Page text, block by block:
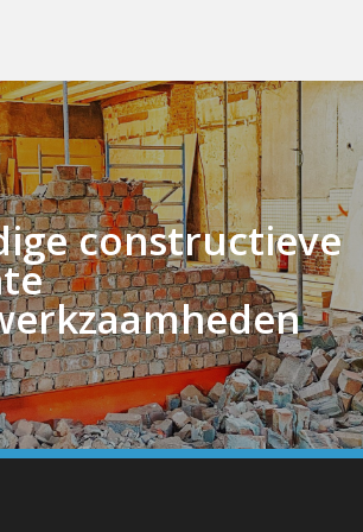
constructieve